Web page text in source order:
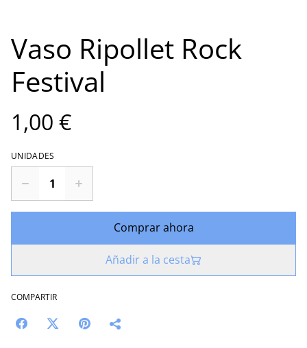
Vaso Ripollet Rock
Festival
1,00 €
UNIDADES
Comprar ahora
Añadir a la cesta
COMPARTIR